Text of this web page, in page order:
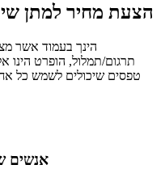
2352 – הצעת מחיר
תרגום/תמלול, הופרט
טפסים שיכולים לשמש כל
אנשים